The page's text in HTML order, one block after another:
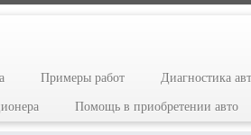
Примеры работ Диагностика
Помощь в приобретении авто